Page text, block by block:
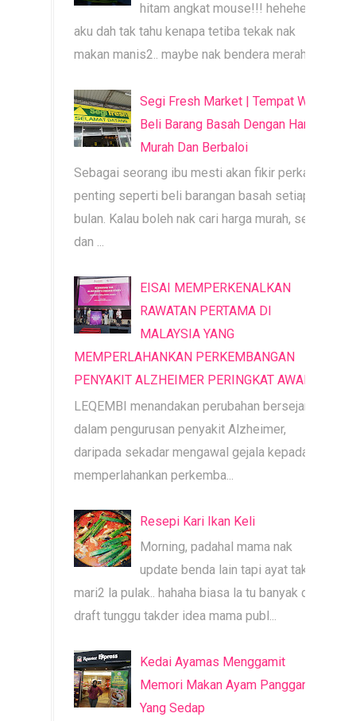
hitam angkat mouse!!! heheheh
aku dah tak tahu kenapa tetiba tekak nak
makan manis2.. maybe nak bendera merah b...
Segi Fresh Market | Tempat Wajib
Beli Barang Basah Dengan Harga
Murah Dan Berbaloi
Sebagai seorang ibu mesti akan fikir perkara
penting seperti beli barangan basah setiap
bulan. Kalau boleh nak cari harga murah, segar
dan ...
EISAI MEMPERKENALKAN
RAWATAN PERTAMA DI
MALAYSIA YANG
MEMPERLAHANKAN PERKEMBANGAN
PENYAKIT ALZHEIMER PERINGKAT AWAL
LEQEMBI menandakan perubahan bersejarah
dalam pengurusan penyakit Alzheimer,
daripada sekadar mengawal gejala kepada
memperlahankan perkemba...
Resepi Kari Ikan Keli
Morning, padahal mama nak
update benda lain tapi ayat tak
mari2 la pulak.. hahaha biasa la tu banyak dah
draft tunggu takder idea mama publ...
Kedai Ayamas Menggamit
Memori Makan Ayam Panggang
Yang Sedap